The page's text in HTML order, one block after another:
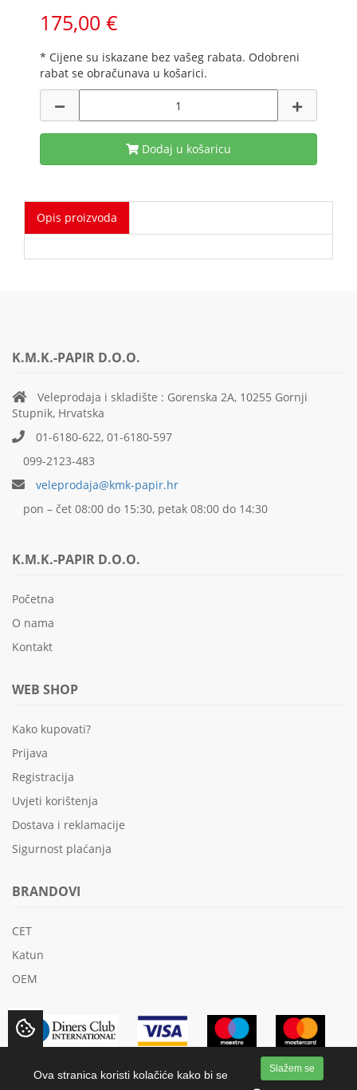
175,00 €
* Cijene su iskazane bez vašeg rabata. Odobreni
rabat se obračunava u košarici.
Dodaj u košaricu
Opis proizvoda
K.M.K.-PAPIR D.O.O.
Veleprodaja i skladište : Gorenska 2A, 10255 Gornji
Stupnik, Hrvatska
01-6180-622, 01-6180-597
099-2123-483
veleprodaja@kmk-papir.hr
pon – čet 08:00 do 15:30, petak 08:00 do 14:30
K.M.K.-PAPIR D.O.O.
Početna
O nama
Kontakt
WEB SHOP
Kako kupovati?
Prijava
Registracija
Uvjeti korištenja
Dostava i reklamacije
Sigurnost plaćanja
BRANDOVI
CET
Katun
OEM
Ova stranica koristi kolačiće kako bi se Slažem se